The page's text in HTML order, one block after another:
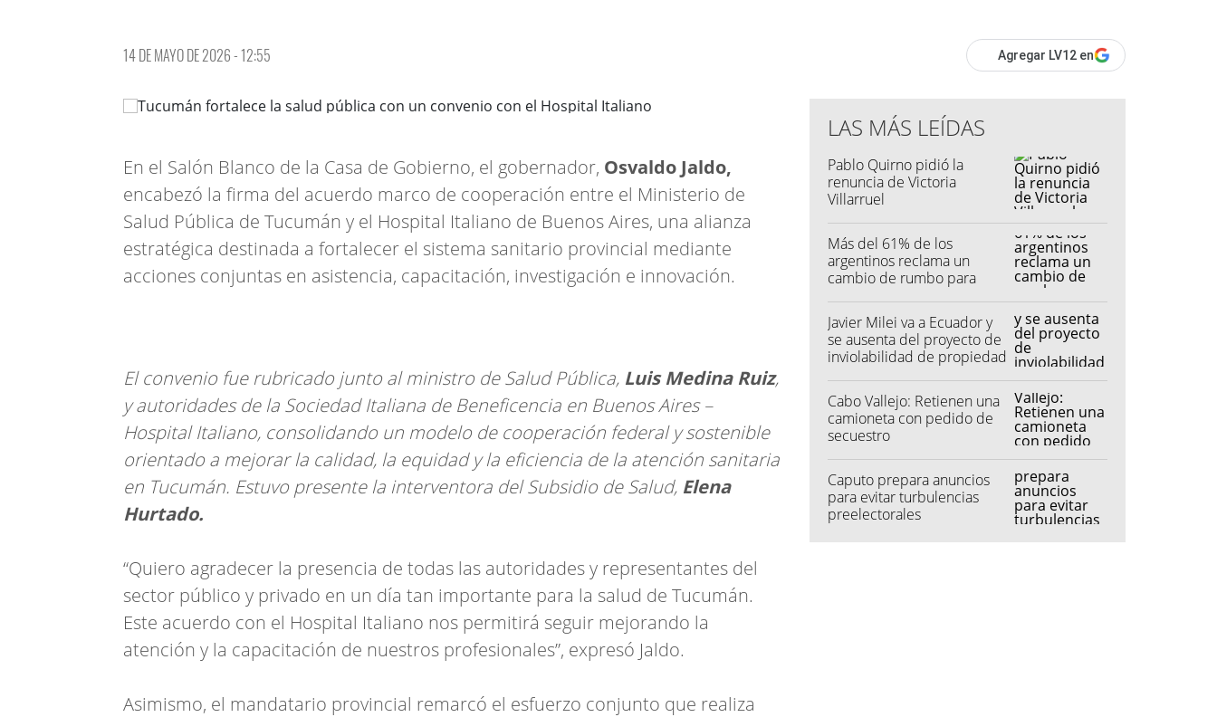
14 DE MAYO DE 2026 - 12:55 Agregar LV12 en
En el Salón Blanco de la Casa de Gobierno, el gobernador, Osvaldo Jaldo,
encabezó la firma del acuerdo marco de cooperación entre el Ministerio de
Salud Pública de Tucumán y el Hospital Italiano de Buenos Aires, una alianza
estratégica destinada a fortalecer el sistema sanitario provincial mediante
acciones conjuntas en asistencia, capacitación, investigación e innovación.
El convenio fue rubricado junto al ministro de Salud Pública, Luis Medina Ruiz,
y autoridades de la Sociedad Italiana de Beneficencia en Buenos Aires –
Hospital Italiano, consolidando un modelo de cooperación federal y sostenible
orientado a mejorar la calidad, la equidad y la eficiencia de la atención sanitaria
en Tucumán. Estuvo presente la interventora del Subsidio de Salud, Elena
Hurtado.
“Quiero agradecer la presencia de todas las autoridades y representantes del
sector público y privado en un día tan importante para la salud de Tucumán.
Este acuerdo con el Hospital Italiano nos permitirá seguir mejorando la
atención y la capacitación de nuestros profesionales”, expresó Jaldo.
Asimismo, el mandatario provincial remarcó el esfuerzo conjunto que realiza
LAS MÁS LEÍDAS
Pablo Quirno pidió la
renuncia de Victoria
Villarruel
Más del 61% de los
argentinos reclama un
cambio de rumbo para
Javier Milei va a Ecuador y
se ausenta del proyecto de
inviolabilidad de propiedad
Cabo Vallejo: Retienen una
camioneta con pedido de
secuestro
Caputo prepara anuncios
para evitar turbulencias
preelectorales